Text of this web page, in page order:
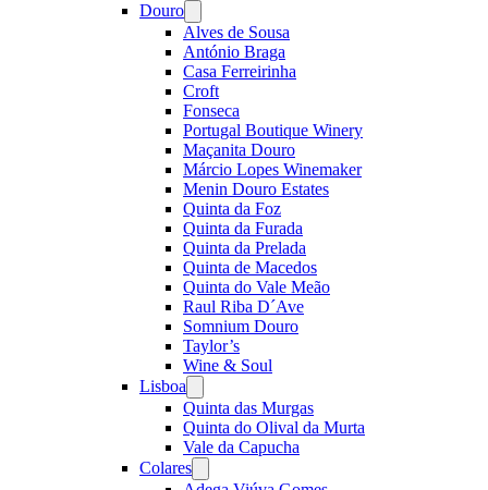
Douro
menu
Alves de Sousa
António Braga
Casa Ferreirinha
Croft
Fonseca
Portugal Boutique Winery
Maçanita Douro
Márcio Lopes Winemaker
Menin Douro Estates
Quinta da Foz
Quinta da Furada
Quinta da Prelada
Quinta de Macedos
Quinta do Vale Meão
Raul Riba D´Ave
Somnium Douro
Taylor’s
Wine & Soul
Lisboa
menu
Quinta das Murgas
Quinta do Olival da Murta
Vale da Capucha
Colares
menu